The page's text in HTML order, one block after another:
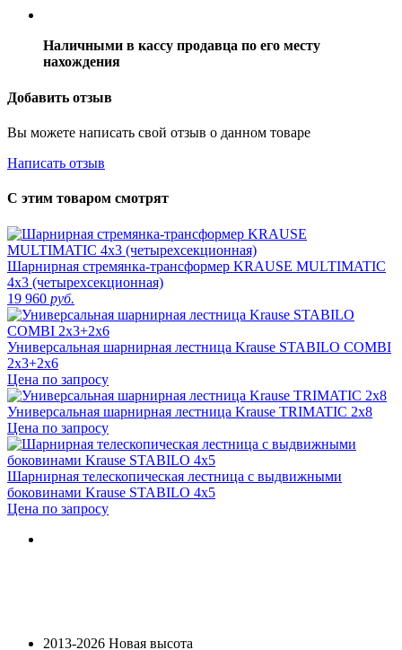
Наличными в кассу продавца по его месту
нахождения
Добавить отзыв
Вы можете написать свой отзыв о данном товаре
Написать отзыв
С этим товаром смотрят
Шарнирная стремянка-трансформер KRAUSE MULTIMATIC
4х3 (четырехсекционная)
19 960 руб.
Универсальная шарнирная лестница Krause STABILO COMBI
2x3+2x6
Цена по запросу
Универсальная шарнирная лестница Krause TRIMATIC 2х8
Цена по запросу
Шарнирная телескопическая лестница с выдвижными
боковинами Krause STABILO 4х5
Цена по запросу
2013-2026 Новая высота